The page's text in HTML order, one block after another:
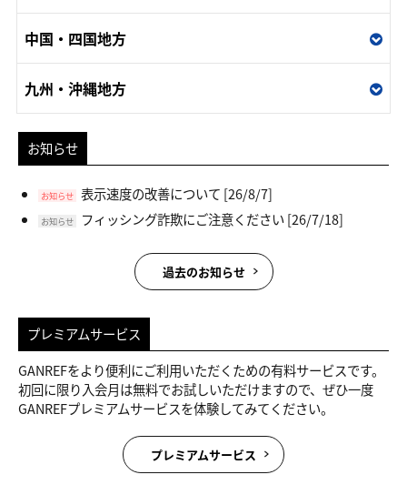
中国・四国地方
九州・沖縄地方
お知らせ
お知らせ 表示速度の改善について [26/8/7]
お知らせ フィッシング詐欺にご注意ください[26/7/18]
過去のお知らせ
プレミアムサービス
GANREFをより便利にご利用いただくための有料サービスです。
初回に限り入会月は無料でお試しいただけますので、ぜひ一度
GANREFプレミアムサービスを体験してみてください。
プレミアムサービス